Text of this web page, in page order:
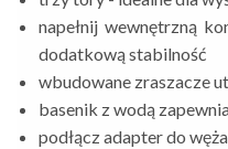
napełnij wewnętrzną
dodatkową stabilność
wbudowane zraszacze
basenik z wodą
podłącz adapter do